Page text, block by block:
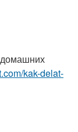
домашних
kak-delat-